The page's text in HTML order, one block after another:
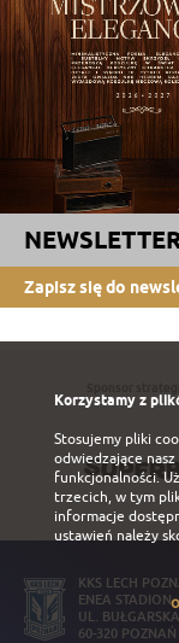
Zapisz się do
KKS LECH
ENEA STADION
UL.
60-320 POZNAŃ
Korzystamy z
Stosujemy pliki
odwiedzające
funkcjonalności.
trzecich, w tym
informacje
ustawień należy